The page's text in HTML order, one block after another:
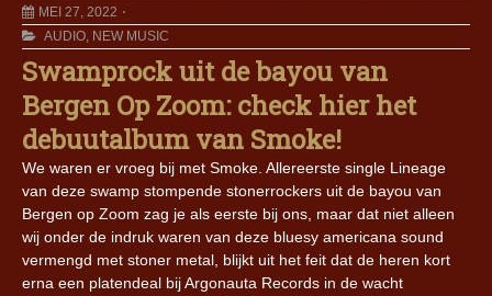
MEI 27, 2022
AUDIO, NEW MUSIC
Swamprock uit de bayou van
Bergen Op Zoom: check hier het
debuutalbum van Smoke!
We waren er vroeg bij met Smoke. Allereerste single Lineage
van deze swamp stompende stonerrockers uit de bayou van
Bergen op Zoom zag je als eerste bij ons, maar dat niet alleen
wij onder de indruk waren van deze bluesy americana sound
vermengd met stoner metal, blijkt uit het feit dat de heren kort
erna een platendeal bij Argonauta Records in de wacht